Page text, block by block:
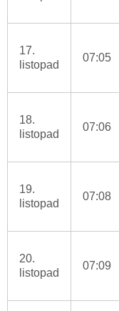
17.
listopad
07:05
18.
listopad
07:06
19.
listopad
07:08
20.
listopad
07:09